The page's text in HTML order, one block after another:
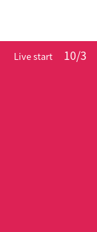
Live start 10/3